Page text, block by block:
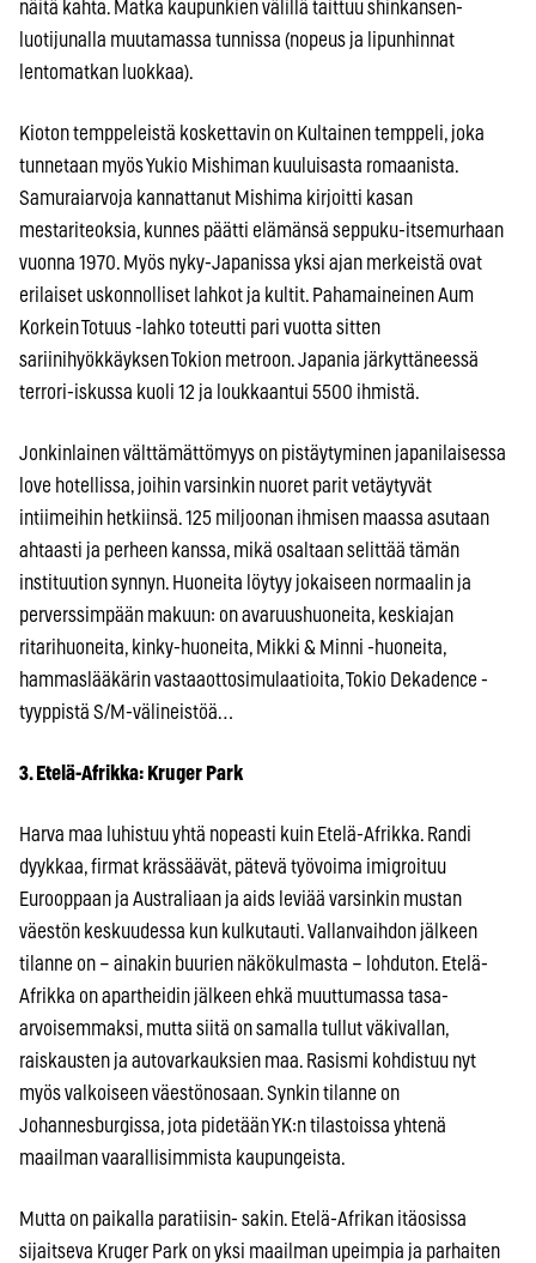
näitä kahta. Matka kaupunkien välillä taittuu shinkansen-
luotijunalla muutamassa tunnissa (nopeus ja lipunhinnat
lentomatkan luokkaa).
Kioton temppeleistä koskettavin on Kultainen temppeli, joka
tunnetaan myös Yukio Mishiman kuuluisasta romaanista.
Samuraiarvoja kannattanut Mishima kirjoitti kasan
mestariteoksia, kunnes päätti elämänsä seppuku-itsemurhaan
vuonna 1970. Myös nyky-Japanissa yksi ajan merkeistä ovat
erilaiset uskonnolliset lahkot ja kultit. Pahamaineinen Aum
Korkein Totuus -lahko toteutti pari vuotta sitten
sariinihyökkäyksen Tokion metroon. Japania järkyttäneessä
terrori-iskussa kuoli 12 ja loukkaantui 5500 ihmistä.
Jonkinlainen välttämättömyys on pistäytyminen japanilaisessa
love hotellissa, joihin varsinkin nuoret parit vetäytyvät
intiimeihin hetkiinsä. 125 miljoonan ihmisen maassa asutaan
ahtaasti ja perheen kanssa, mikä osaltaan selittää tämän
instituution synnyn. Huoneita löytyy jokaiseen normaalin ja
perverssimpään makuun: on avaruushuoneita, keskiajan
ritarihuoneita, kinky-huoneita, Mikki & Minni -huoneita,
hammaslääkärin vastaaottosimulaatioita, Tokio Dekadence -
tyyppistä S/M-välineistöä…
3. Etelä-Afrikka: Kruger Park
Harva maa luhistuu yhtä nopeasti kuin Etelä-Afrikka. Randi
dyykkaa, firmat krässäävät, pätevä työvoima imigroituu
Eurooppaan ja Australiaan ja aids leviää varsinkin mustan
väestön keskuudessa kun kulkutauti. Vallanvaihdon jälkeen
tilanne on – ainakin buurien näkökulmasta – lohduton. Etelä-
Afrikka on apartheidin jälkeen ehkä muuttumassa tasa-
arvoisemmaksi, mutta siitä on samalla tullut väkivallan,
raiskausten ja autovarkauksien maa. Rasismi kohdistuu nyt
myös valkoiseen väestönosaan. Synkin tilanne on
Johannesburgissa, jota pidetään YK:n tilastoissa yhtenä
maailman vaarallisimmista kaupungeista.
Mutta on paikalla paratiisin- sakin. Etelä-Afrikan itäosissa
sijaitseva Kruger Park on yksi maailman upeimpia ja parhaiten